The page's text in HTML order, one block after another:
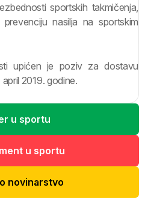
sportskih takmičenja,
nasilja na sportskim
upićen je poziv za dostavu
2019. godine.
u sportu
u sportu
novinarstvo